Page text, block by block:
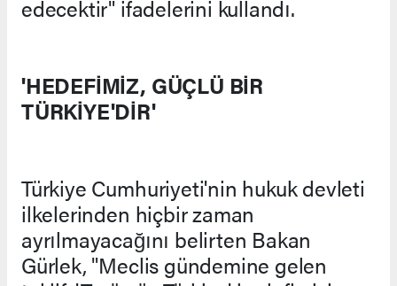
edecektir" ifadelerini kullandı.
'HEDEFİMİZ, GÜÇLÜ BİR
TÜRKİYE'DİR'
Türkiye Cumhuriyeti'nin hukuk devleti
ilkelerinden hiçbir zaman
ayrılmayacağını belirten Bakan
Gürlek, "Meclis gündemine gelen